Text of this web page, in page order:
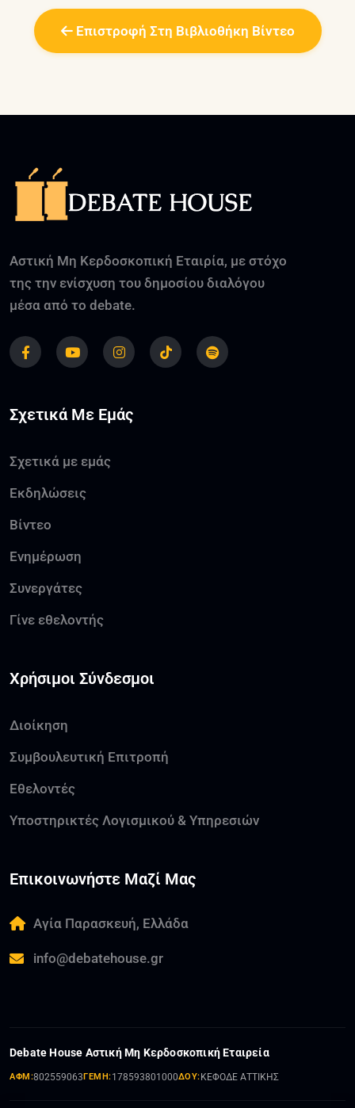
Επιστροφή Στη Βιβλιοθήκη Βίντεο
Αστική Μη Κερδοσκοπική Εταιρία, με στόχο
της την ενίσχυση του δημοσίου διαλόγου
μέσα από το debate.
Σχετικά Με Εμάς
Σχετικά με εμάς
Εκδηλώσεις
Βίντεο
Ενημέρωση
Συνεργάτες
Γίνε εθελοντής
Χρήσιμοι Σύνδεσμοι
Διοίκηση
Συμβουλευτική Επιτροπή
Εθελοντές
Υποστηρικτές Λογισμικού & Υπηρεσιών
Επικοινωνήστε Μαζί Μας
Αγία Παρασκευή, Ελλάδα
info@debatehouse.gr
Debate House Αστική Μη Κερδοσκοπική Εταιρεία
ΑΦΜ:802559063 ΓΕΜΗ:178593801000ΔΟΥ: ΚΕΦΟΔΕ ΑΤΤΙΚΗΣ